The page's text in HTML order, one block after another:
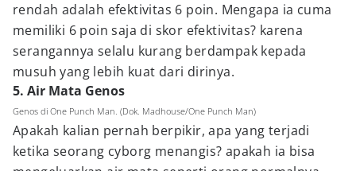
rendah adalah efektivitas 6 poin. Mengapa ia cuma
memiliki 6 poin saja di skor efektivitas? karena
serangannya selalu kurang berdampak kepada
musuh yang lebih kuat dari dirinya.
5. Air Mata Genos
Genos di One Punch Man. (Dok. Madhouse/One Punch Man)
Apakah kalian pernah berpikir, apa yang terjadi
ketika seorang cyborg menangis? apakah ia bisa